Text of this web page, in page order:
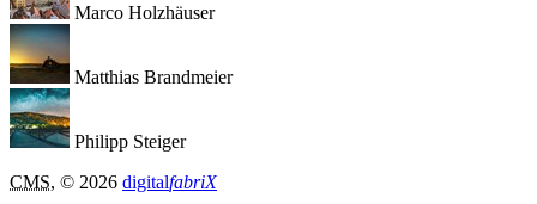
Marco Holzhäuser
Matthias Brandmeier
Philipp Steiger
CMS, © 2026 digitalfabriX